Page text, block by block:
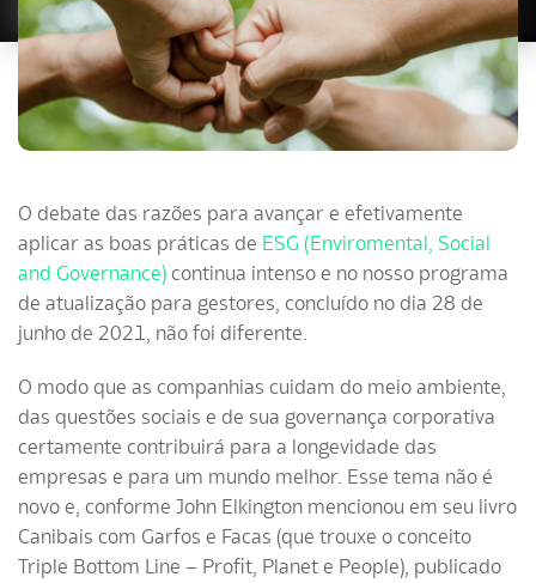
O debate das razões para avançar e efetivamente
aplicar as boas práticas de ESG (Enviromental, Social
and Governance) continua intenso e no nosso programa
de atualização para gestores, concluído no dia 28 de
junho de 2021, não foi diferente.
O modo que as companhias cuidam do meio ambiente,
das questões sociais e de sua governança corporativa
certamente contribuirá para a longevidade das
empresas e para um mundo melhor. Esse tema não é
novo e, conforme John Elkington mencionou em seu livro
Canibais com Garfos e Facas (que trouxe o conceito
Triple Bottom Line – Profit, Planet e People), publicado